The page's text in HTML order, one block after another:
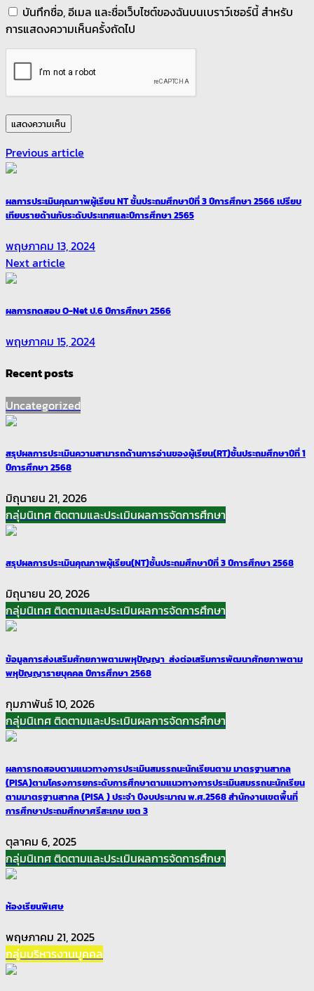
บันทึกชื่อ, อีเมล และชื่อเว็บไซต์ของฉันบนเบราว์เซอร์นี้ สำหรับ
การแสดงความเห็นครั้งถัดไป
Previous article
ผลการประเมินคุณภาพผู้เรียน NT ชั้นประถมศึกษาปีที่ 3 ปีการศึกษา 2566 เปรียบ
เทียบรายด้านกับระดับประเทศและปีการศึกษา 2565
พฤษภาคม 13, 2024
Next article
ผลการทดสอบ O-Net ป.6 ปีการศึกษา 2566
พฤษภาคม 15, 2024
Recent posts
Uncategorized
สรุปผลการประเมินความสามารถด้านการอ่านของผู้เรียน(RT)ชั้นประถมศึกษาปีที่ 1
ปีการศึกษา 2568
มิถุนายน 21, 2026
กลุ่มนิเทศ ติดตามและประเมินผลการจัดการศึกษา
สรุปผลการประเมินคุณภาพผู้เรียน(NT)ชั้นประถมศึกษาปีที่ 3 ปีการศึกษา 2568
มิถุนายน 20, 2026
กลุ่มนิเทศ ติดตามและประเมินผลการจัดการศึกษา
ข้อมูลการส่งเสริมศักยภาพตามพหุปัญญา ส่งต่อเสริมการพัฒนาศักยภาพตาม
พหุปัญญารายบุคคล ปีการศึกษา 2568
กุมภาพันธ์ 10, 2026
กลุ่มนิเทศ ติดตามและประเมินผลการจัดการศึกษา
ผลการทดสอบตามแนวทางการประเมินสมรรถนะนักเรียนตาม มาตรฐานสากล
(PISA)ตามโครงการยกระดับการศึกษาตามแนวทางการประเมินสมรรถนะนักเรียน
ตามมาตรฐานสากล (PISA ) ประจำ ปีงบประมาณ พ.ศ.2568 สำนักงานเขตพื้นที่
การศึกษาประถมศึกษาศรีสะเกษ เขต 3
ตุลาคม 6, 2025
กลุ่มนิเทศ ติดตามและประเมินผลการจัดการศึกษา
ห้องเรียนพิเศษ
พฤษภาคม 21, 2025
กลุ่มบริหารงานบุคคล